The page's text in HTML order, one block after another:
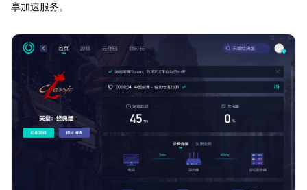
享加速服务。